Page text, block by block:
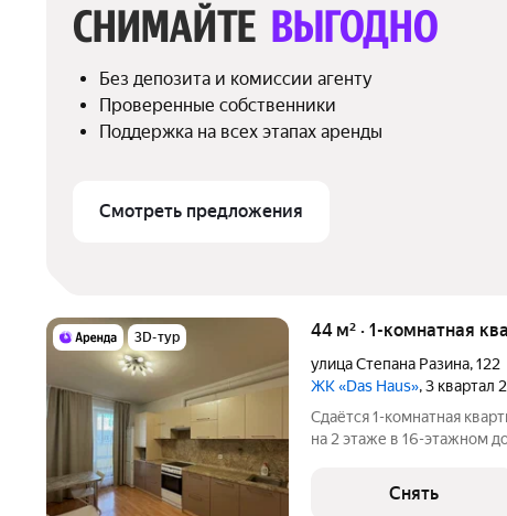
СНИМАЙТЕ ВЫГОДНО
Без депозита и комиссии агенту
Проверенные собственники
Поддержка на всех этапах аренды
Смотреть предложения
3D-тур 44 м² · 1-комнатная
улица Степана Разина,122
ЖК «Das Haus», 3 квартал
Сдаётся 1-комнатная
на 2 этаже в 16-этажном
Микроволновка Дом -
Снять